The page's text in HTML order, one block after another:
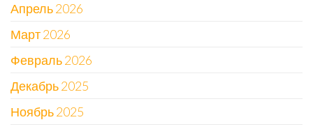
Апрель 2026
Март 2026
Февраль 2026
Декабрь 2025
Ноябрь 2025